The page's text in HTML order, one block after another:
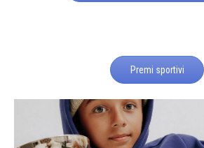
Premi sportivi